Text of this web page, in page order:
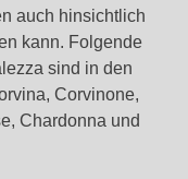
auch hinsichtlich
kann. Folgende
sind in den
Corvinone,
Chardonna und